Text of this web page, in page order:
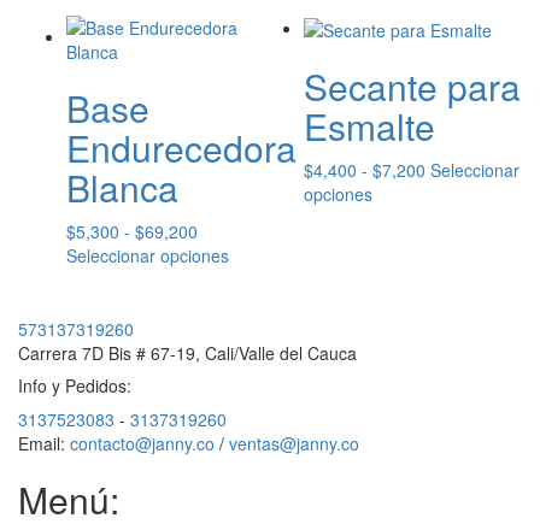
Base
Endurecedora
Blanca
$5,300 - $69,200
de
hasta
Seleccionar opcionesEste
variantes.
pueden
Secante para
Esmalte
$4,400 - $7,200Rango
Seleccionar
opcionesEste
573137319260
Carrera 7D Bis # 67-19, Cali/Valle del Cauca
Info y Pedidos:
3137523083 - 3137319260
Email: contacto@janny.co / ventas@janny.co
Menú: